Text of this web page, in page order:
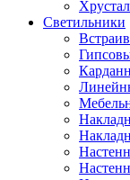
Светильники